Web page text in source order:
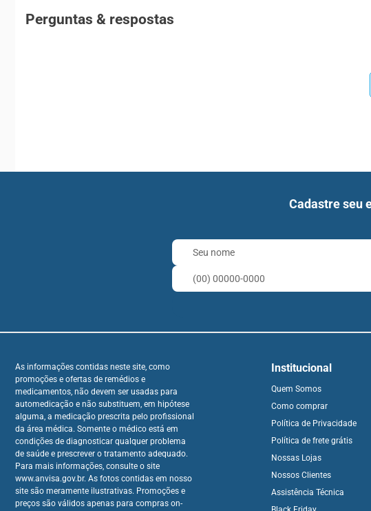
Perguntas & respostas
Cadastre seu
As informações contidas neste site, como
promoções e ofertas de remédios e
medicamentos, não devem ser usadas para
automedicação e não substituem, em hipótese
alguma, a medicação prescrita pelo profissional
da área médica. Somente o médico está em
condições de diagnosticar qualquer problema
de saúde e prescrever o tratamento adequado.
Para mais informações, consulte o site
www.anvisa.gov.br. As fotos contidas em nosso
site são meramente ilustrativas. Promoções e
preços são válidos apenas para compras on-
Institucional
Quem Somos
Como comprar
Política de Privacidade
Política de frete grátis
Nossas Lojas
Nossos Clientes
Assistência Técnica